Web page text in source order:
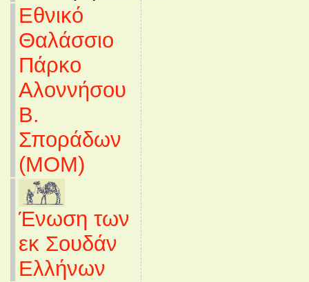
Εθνικό
Θαλάσσιο
Πάρκο
Αλοννήσου
Β.
Σποράδων
(MOM)
Ένωση των
εκ Σουδάν
Ελλήνων